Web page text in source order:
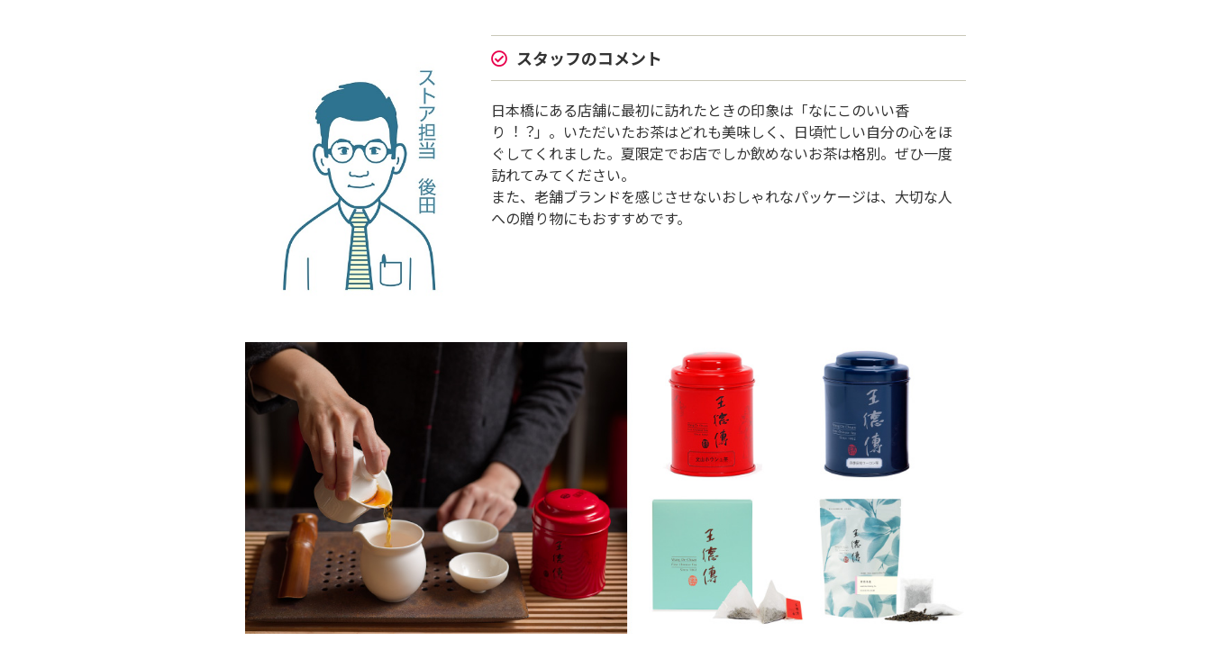
スタッフのコメント
⽇本橋にある店舗に最初に訪れたときの印象は「なにこのいい⾹
り︕︖」。いただいたお茶はどれも美味しく、⽇頃忙しい⾃分の⼼をほ
ぐしてくれました。夏限定でお店でしか飲めないお茶は格別。ぜひ⼀度
訪れてみてください。
また、⽼舗ブランドを感じさせないおしゃれなパッケージは、⼤切な⼈
への贈り物にもおすすめです。